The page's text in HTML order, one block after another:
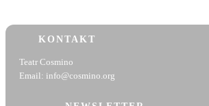
KONTAKT
Teatr Cosmino
Email: info@cosmino.org